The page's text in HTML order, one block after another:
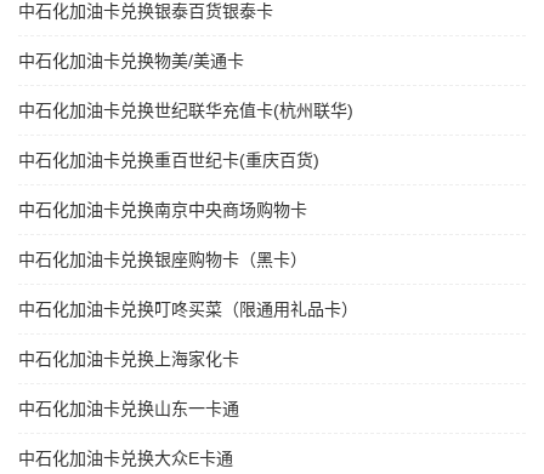
中石化加油卡兑换银泰百货银泰卡
中石化加油卡兑换物美/美通卡
中石化加油卡兑换世纪联华充值卡(杭州联华)
中石化加油卡兑换重百世纪卡(重庆百货)
中石化加油卡兑换南京中央商场购物卡
中石化加油卡兑换银座购物卡（黑卡）
中石化加油卡兑换叮咚买菜（限通用礼品卡）
中石化加油卡兑换上海家化卡
中石化加油卡兑换山东一卡通
中石化加油卡兑换大众E卡通